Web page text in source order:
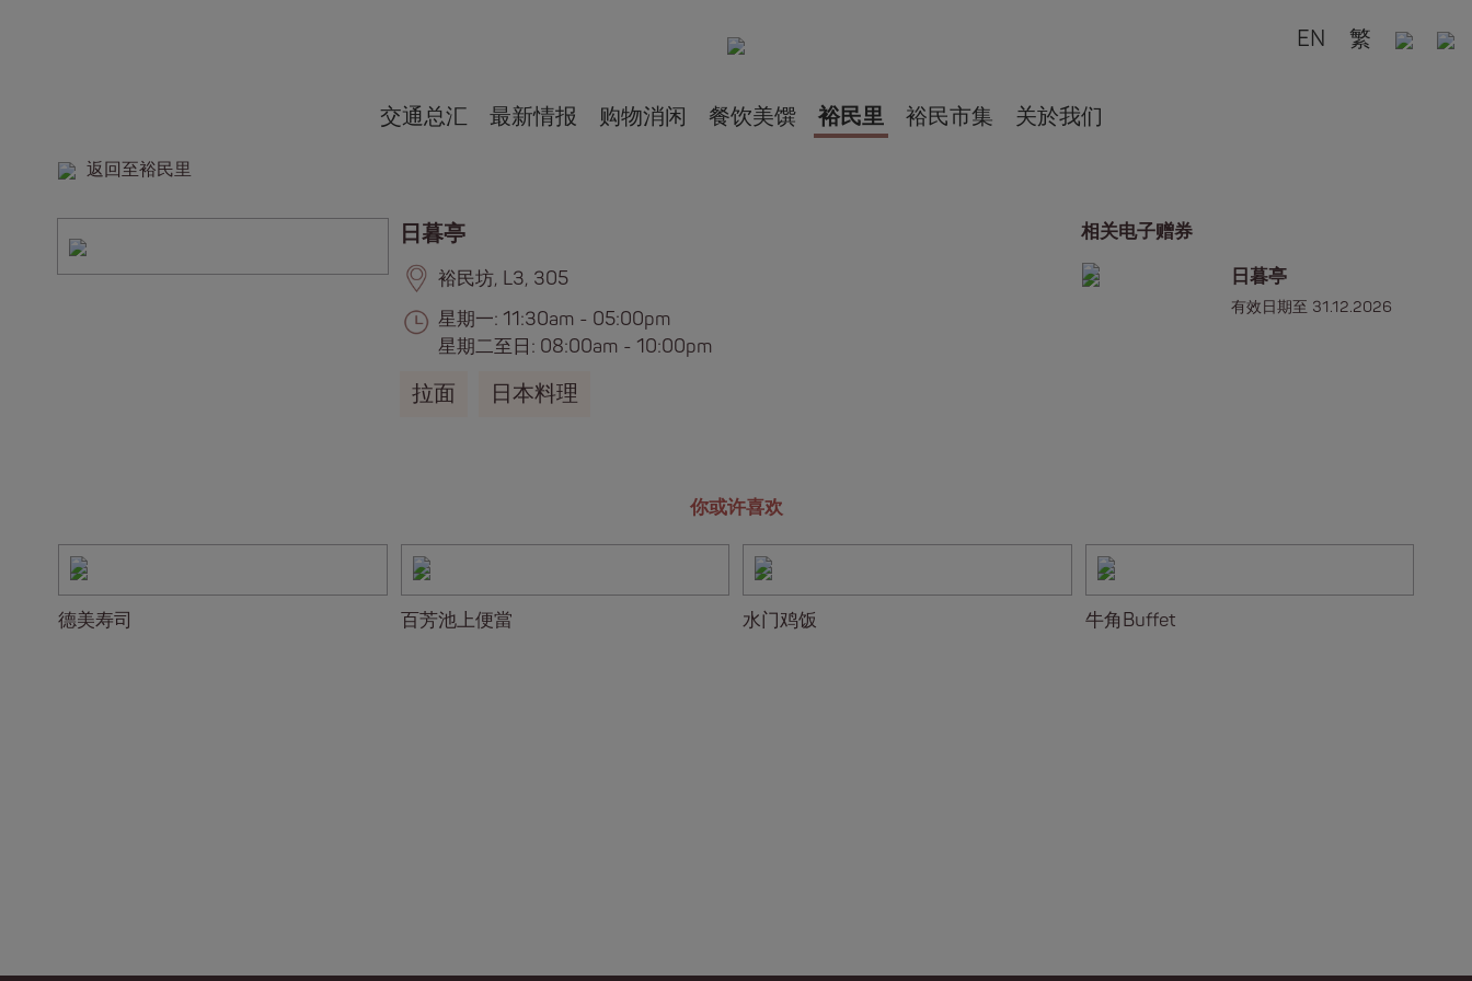
EN 繁
交通总汇 最新情报 购物消闲 餐饮美馔 裕民里 裕民市集 关於我们
返回至裕民里
日暮亭
裕民坊, L3, 305
星期一: 11:30am - 05:00pm
星期二至日: 08:00am - 10:00pm
拉面 日本料理
你或许喜欢
德美寿司 百芳池上便當 水门鸡饭 牛角Buffet
相关电子赠券
日暮亭
有效日期至 31.12.2026